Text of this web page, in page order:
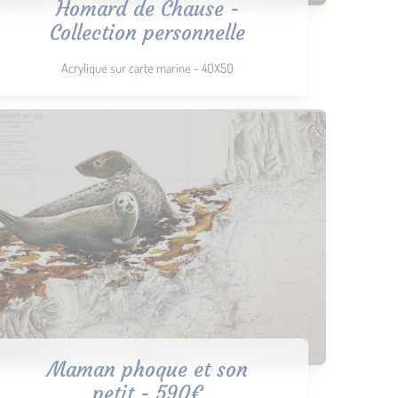
Homard de Chause -
Collection personnelle
Acrylique sur carte marine - 40X50
Maman phoque et son